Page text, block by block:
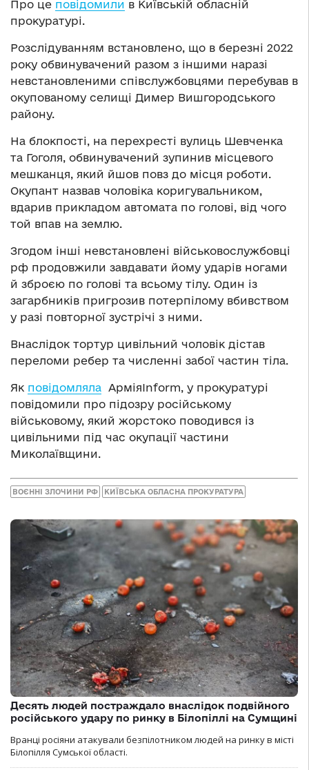
Про це повідомили в Київській обласній
прокуратурі.
Розслідуванням встановлено, що в березні 2022
року обвинувачений разом з іншими наразі
невстановленими співслужбовцями перебував в
окупованому селищі Димер Вишгородського
району.
На блокпості, на перехресті вулиць Шевченка
та Гоголя, обвинувачений зупинив місцевого
мешканця, який йшов повз до місця роботи.
Окупант назвав чоловіка коригувальником,
вдарив прикладом автомата по голові, від чого
той впав на землю.
Згодом інші невстановлені військовослужбовці
рф продовжили завдавати йому ударів ногами
й зброєю по голові та всьому тілу. Один із
загарбників пригрозив потерпілому вбивством
у разі повторної зустрічі з ними.
Внаслідок тортур цивільний чоловік дістав
переломи ребер та численні забої частин тіла.
Як повідомляла АрміяInform, у прокуратурі
повідомили про підозру російському
військовому, який жорстоко поводився із
цивільними під час окупації частини
Миколаївщини.
ВОЄННІ ЗЛОЧИНИ РФ КИЇВСЬКА ОБЛАСНА ПРОКУРАТУРА
Десять людей постраждало внаслідок подвійного
російського удару по ринку в Білопіллі на Сумщині
Вранці росіяни атакували безпілотником людей на ринку в місті
Білопілля Сумської області.